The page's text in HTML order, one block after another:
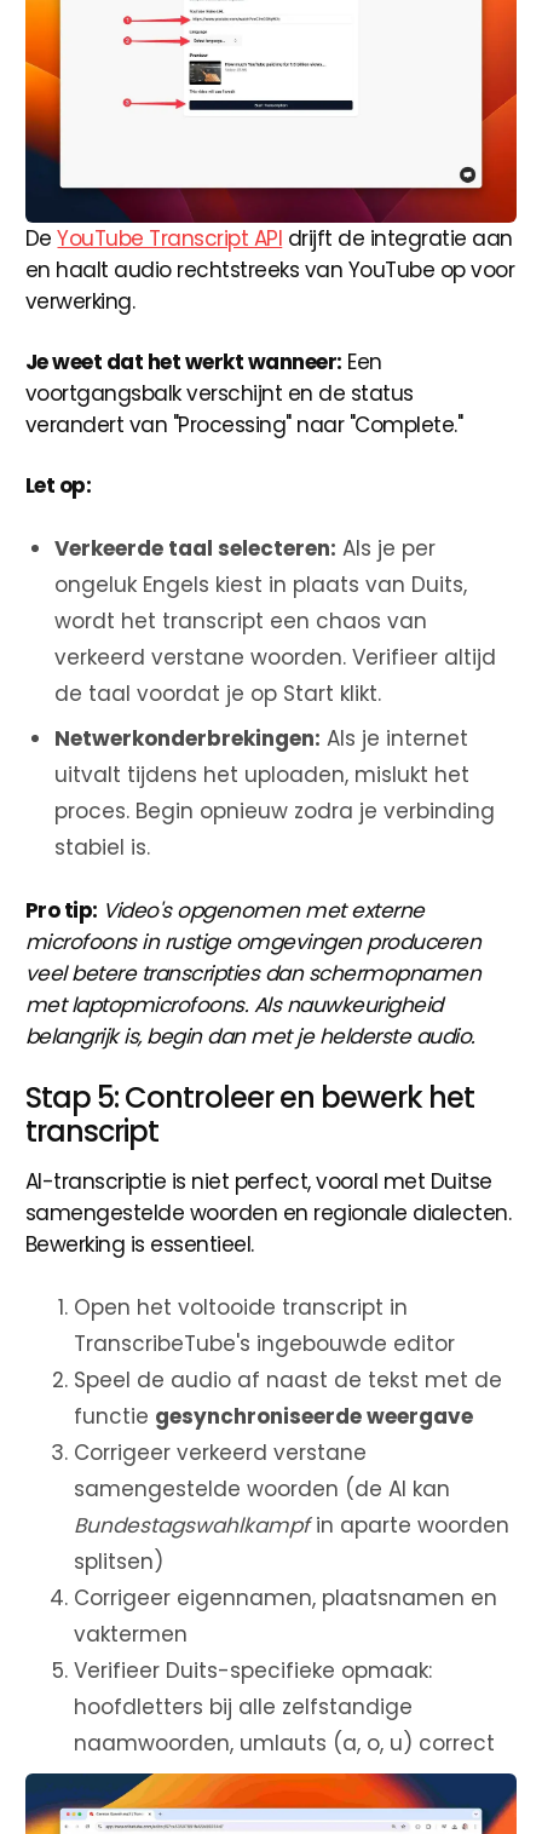
DeYouTube Transcript API drijft de integratie aan
en haalt audio rechtstreeks van YouTube op voor
verwerking.
Je weet dat het werkt wanneer: Een
voortgangsbalk verschijnt en de status
verandert van "Processing" naar "Complete."
Let op:
Verkeerde taal selecteren: Als je per
ongeluk Engels kiest in plaats van Duits,
wordt het transcript een chaos van
verkeerd verstane woorden. Verifieer altijd
de taal voordat je op Start klikt.
Netwerkonderbrekingen: Als je internet
uitvalt tijdens het uploaden, mislukt het
proces. Begin opnieuw zodra je verbinding
stabiel is.
Pro tip: Video's opgenomen met externe
microfoons in rustige omgevingen produceren
veel betere transcripties dan schermopnamen
met laptopmicrofoons. Als nauwkeurigheid
belangrijk is, begin dan met je helderste audio.
Stap 5: Controleer en bewerk het
transcript
AI-transcriptie is niet perfect, vooral met Duitse
samengestelde woorden en regionale dialecten.
Bewerking is essentieel.
Open het voltooide transcript in
TranscribeTube's ingebouwde editor
Speel de audio af naast de tekst met de
functie gesynchroniseerde weergave
Corrigeer verkeerd verstane
samengestelde woorden (de AI kan
Bundestagswahlkampfin aparte woorden
splitsen)
Corrigeer eigennamen, plaatsnamen en
vaktermen
Verifieer Duits-specifieke opmaak:
hoofdletters bij alle zelfstandige
naamwoorden, umlauts (a, o, u) correct